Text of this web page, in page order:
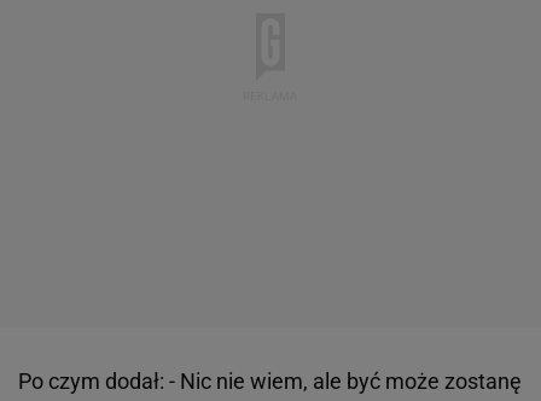
Po czym dodał: - Nic nie wiem, ale być może zostanę